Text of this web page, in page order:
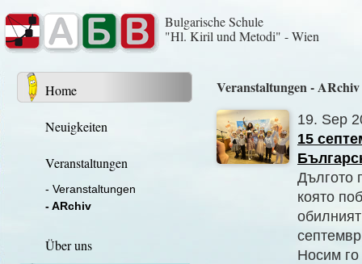
Bulgarische Schule
"Hl. Kiril und Metodi" - Wien
Home
Neuigkeiten
Veranstaltungen
- Veranstaltungen
- ARchiv
Über uns
Veranstaltungen - ARchiv
19. Sep
15
Дългото
която
Носим